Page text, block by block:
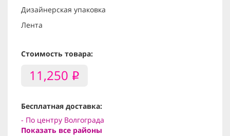
Дизайнерская упаковка
Лента
Стоимость товара:
11,250 i
Бесплатная доставка:
- По центру Волгограда
Показать все районы